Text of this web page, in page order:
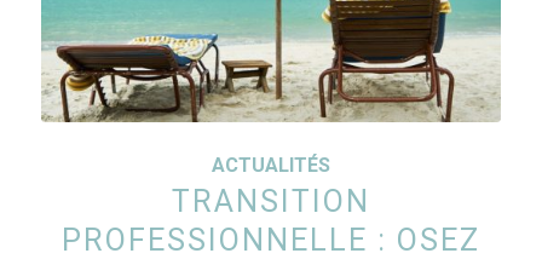
ACTUALITÉS
TRANSITION
PROFESSIONNELLE : OSEZ